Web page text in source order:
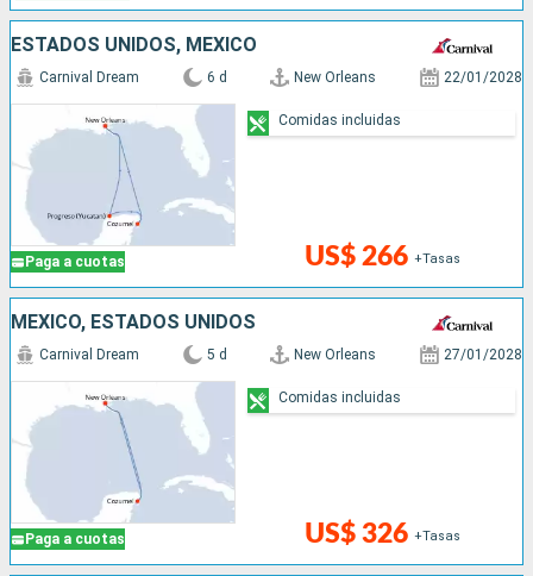
ESTADOS UNIDOS, MÉXICO
Paga a cuotas
Carnival Dream 6 d New Orleans 22/01/2028
US$ 266 +Tasas
Comidas incluidas
MÉXICO, ESTADOS UNIDOS
Paga a cuotas
Carnival Dream 5 d New Orleans 27/01/2028
US$ 326 +Tasas
Comidas incluidas